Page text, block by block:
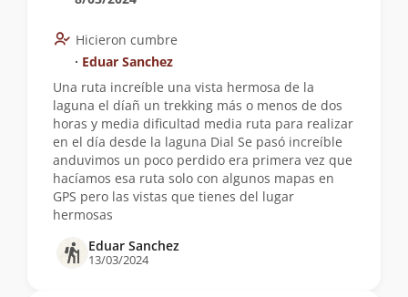
Hicieron cumbre
∙ Eduar Sanchez
Una ruta increíble una vista hermosa de la
laguna el díañ un trekking más o menos de dos
horas y media dificultad media ruta para realizar
en el día desde la laguna Dial Se pasó increíble
anduvimos un poco perdido era primera vez que
hacíamos esa ruta solo con algunos mapas en
GPS pero las vistas que tienes del lugar
hermosas
Eduar Sanchez
13/03/2024